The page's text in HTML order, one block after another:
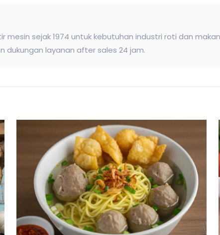
mesin sejak 1974 untuk kebutuhan industri roti dan
layanan after sales 24 jam.